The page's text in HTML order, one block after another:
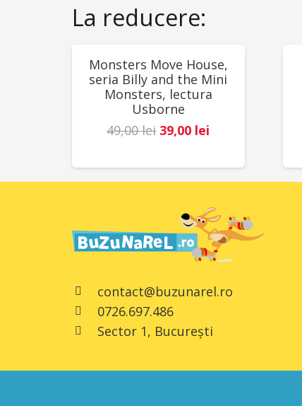
La reducere:
REDUCERI!
Monsters Move House,
seria Billy and the Mini
Monsters, lectura
Usborne
49,00lei Prețul
a
49,00 lei.
39,00 lei
este:
contact@buzunarel.ro
0726.697.486
Sector 1, București